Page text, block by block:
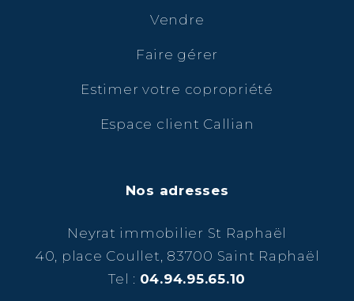
Vendre
Faire gérer
Estimer votre copropriété
Espace client Callian
Nos adresses
Neyrat immobilier St Raphaël
40, place Coullet, 83700 Saint Raphaël
Tel : 04.94.95.65.10